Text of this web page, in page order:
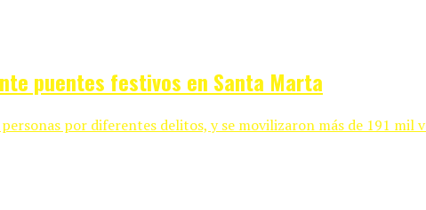
puentes festivos en Santa Marta
por diferentes delitos, y se movilizaron más de 191